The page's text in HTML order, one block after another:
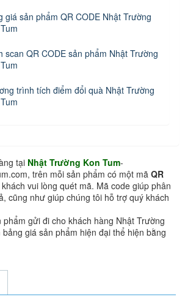
giá sản phẩm QR CODE Nhật Trường
scan QR CODE sản phẩm Nhật Trường
trình tích điểm đổi quà Nhật Trường
tại Nhật Trường Kon Tum-
trên mỗi sản phẩm có một mã QR
vui lòng quét mã. Mã code giúp phân
cũng như giúp chúng tôi hỗ trợ quý khách
phẩm gửi đi cho khách hàng Nhật Trường
giá sản phẩm hiện đại thể hiện bằng